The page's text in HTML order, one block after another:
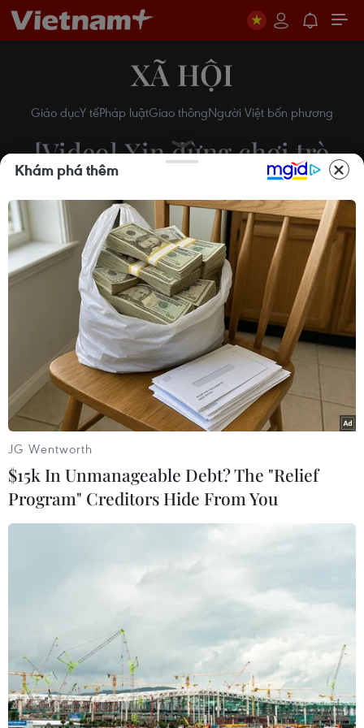
XÃ HỘI
Giáo dụcY tếPháp luậtGiao thôngNgười Việt bốn phương
[Video] Xin đừng chơi trò
“trốn tìm” trong mùa đại
dịch COVID-19
17/05/2021 10:44
Theo dõi VietnamPlus
Trong bản tin này, chúng tôi muốn đề cập đến
những kẻ trốn cách ly, trốn khai báo y tế hoặc khai
báo y tế gian dối khiến bao người vất vả, khổ sở
tìm F1, F2.
Khám phá thêm
JG Wentworth
$15k In Unmanageable Debt? The "Relief
Program" Creditors Hide From You